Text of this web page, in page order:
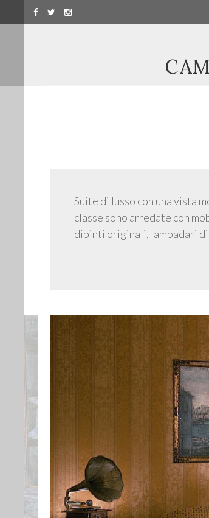
Suite di lusso con una vista
classe sono arredate con
dipinti originali, lampadari